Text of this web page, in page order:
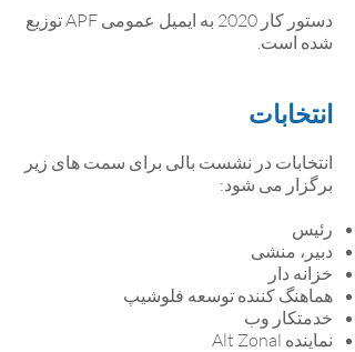
دستور کار 2020 به ایمیل عمومی APF توزیع
شده است.
انتخابات
انتخابات در نشست بالی برای سمت های زیر
برگزار می شود:
رئیس
دبیر، منشی
خزانه دار
هماهنگ کننده توسعه فلوشیپ
خدمتکار وب
نماینده Alt Zonal